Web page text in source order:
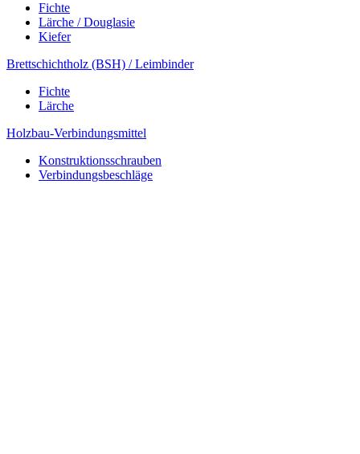
Fichte
Lärche / Douglasie
Kiefer
Brettschichtholz (BSH) / Leimbinder
Fichte
Lärche
Holzbau-Verbindungsmittel
Konstruktionsschrauben
Verbindungsbeschläge